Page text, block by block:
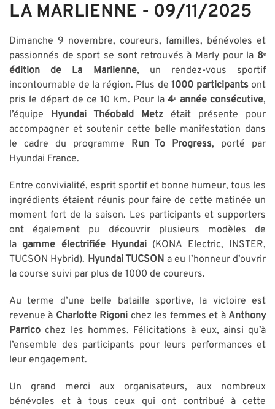
LA MARLIENNE - 09/11/2025
Dimanche 9 novembre, coureurs, familles, bénévoles et
passionnés de sport se sont retrouvés à Marly pour la 8ᵉ
édition de La Marlienne, un rendez-vous sportif
incontournable de la région. Plus de 1000 participants ont
pris le départ de ce 10 km. Pour la 4ᵉ année consécutive,
l’équipe
Hyundai Théobald Metz
était présente pour
accompagner et soutenir cette belle manifestation dans
le cadre du programme
Run To Progress, porté par
Hyundai France.
Entre convivialité, esprit sportif et bonne humeur, tous les
ingrédients étaient réunis pour faire de cette matinée un
moment fort de la saison. Les participants et supporters
ont également pu découvrir plusieurs modèles de
la gamme électrifiée Hyundai (KONA Electric, INSTER,
TUCSON Hybrid). Hyundai TUCSON a eu l’honneur d’ouvrir
la course suivi par plus de 1000 de coureurs.
Au terme d’une belle bataille sportive, la victoire est
revenue à Charlotte Rigoni chez les femmes et à Anthony
Parrico chez les hommes. Félicitations à eux, ainsi qu’à
l’ensemble des participants pour leurs performances et
leur engagement.
Un grand merci aux organisateurs, aux nombreux
bénévoles et à tous ceux qui ont contribué à cette